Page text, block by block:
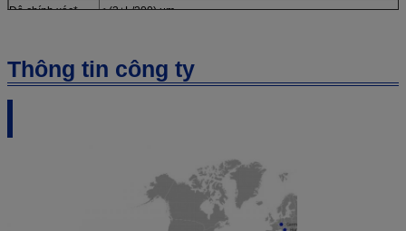
Độ chính xác*
≤ (3+L/200) μm
Thông tin công ty